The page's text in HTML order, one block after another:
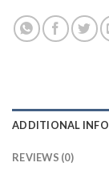
ADDITIONAL
REVIEWS (0)